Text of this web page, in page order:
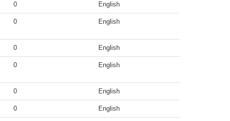
0 English
0 English
0 English
0 English
0 English
0 English